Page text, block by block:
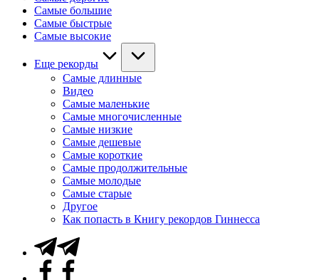
Самые большие
Самые быстрые
Самые высокие
Еще рекорды
Самые длинные
Видео
Самые маленькие
Самые многочисленные
Самые низкие
Самые дешевые
Самые короткие
Самые продолжительные
Самые молодые
Самые старые
Другое
Как попасть в Книгу рекордов Гиннесса
Telegram
Facebook